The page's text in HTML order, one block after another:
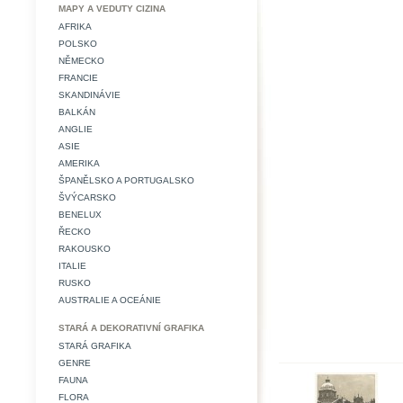
MAPY A VEDUTY CIZINA
AFRIKA
POLSKO
NĚMECKO
FRANCIE
SKANDINÁVIE
BALKÁN
ANGLIE
ASIE
AMERIKA
ŠPANĚLSKO A PORTUGALSKO
ŠVÝCARSKO
BENELUX
ŘECKO
RAKOUSKO
ITALIE
RUSKO
AUSTRALIE A OCEÁNIE
STARÁ A DEKORATIVNÍ GRAFIKA
STARÁ GRAFIKA
GENRE
FAUNA
FLORA